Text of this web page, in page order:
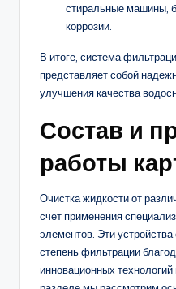
стиральные машины,
коррозии.
В итоге, система
представляет собой
улучшения качества
Состав и
работы
Очистка жидкости от
счет применения
элементов. Эти
степень фильтрации
инновационных